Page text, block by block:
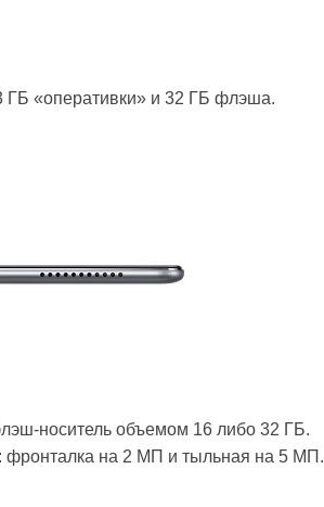
ГБ «оперативки» и 32 ГБ флэша.
носитель объемом 16 либо 32 ГБ.
фронталка на 2 МП и тыльная на 5 МП.